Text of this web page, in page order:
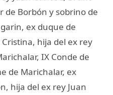
de Borbón y sobrino de
ex duque de
hija del ex rey
IX Conde de
de Marichalar, ex
hija del ex rey Juan